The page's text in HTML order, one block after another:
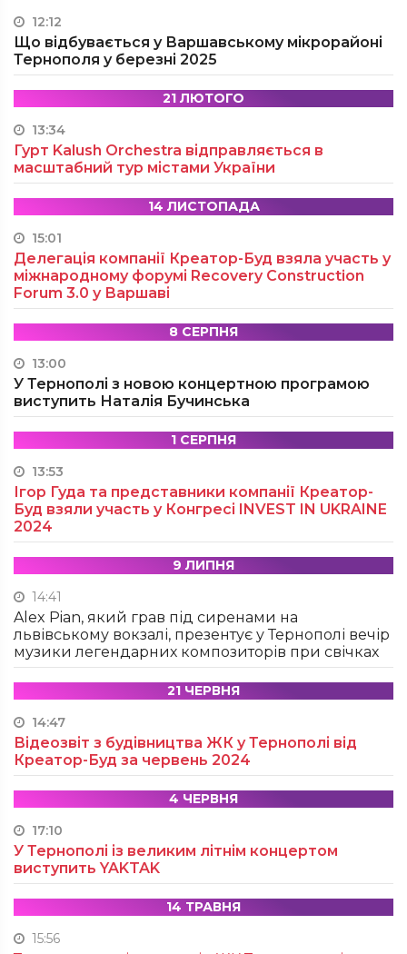
12:12
Що відбувається у Варшавському мікрорайоні
Тернополя у березні 2025
21 ЛЮТОГО
13:34
Гурт Kalush Orchestra відправляється в
масштабний тур містами України
14 ЛИСТОПАДА
15:01
Делегація компанії Креатор-Буд взяла участь у
міжнародному форумі Recovery Construction
Forum 3.0 у Варшаві
8 СЕРПНЯ
13:00
У Тернополі з новою концертною програмою
виступить Наталія Бучинська
1 СЕРПНЯ
13:53
Ігор Гуда та представники компанії Креатор-
Буд взяли участь у Конгресі INVEST IN UKRAINE
2024
9 ЛИПНЯ
14:41
Alex Pian, який грав під сиренами на
львівському вокзалі, презентує у Тернополі вечір
музики легендарних композиторів при свічках
21 ЧЕРВНЯ
14:47
Відеозвіт з будівництва ЖК у Тернополі від
Креатор-Буд за червень 2024
4 ЧЕРВНЯ
17:10
У Тернополі із великим літнім концертом
виступить YAKTAK
14 ТРАВНЯ
15:56